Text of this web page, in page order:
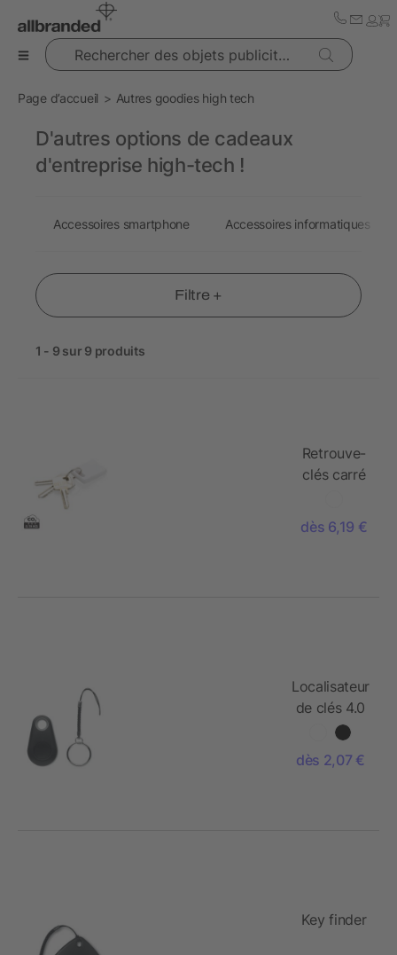
Rechercher des objets publicitaires
Page d’accueil Autres goodies high tech
Filtre +
1 - 9 sur 9 produits
Retrouve-
clés carré
dès 6,19 €
Localisateur
de clés 4.0
Bluetooth
dès 2,07 €
Key finder
D'autres options de cadeaux
d'entreprise high-tech !
Accessoires smartphone Accessoires informatiques